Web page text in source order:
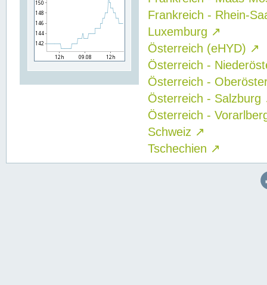
Frankreich - Rhein-
Luxemburg ↗
Österreich (eHYD) ↗
Österreich -
Österreich -
Österreich - Salzburg
Österreich -
Schweiz ↗
Tschechien ↗